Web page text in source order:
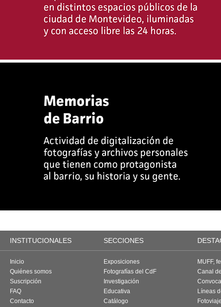
INSTITUCIONALES SECCIONES
Inicio
Quiénes somos
Suscripción
FAQ
Contacto
Exposiciones
Fotografías del CdF
Investigación
Educativa
Catálogo
MUFF,
Canal
Líneas